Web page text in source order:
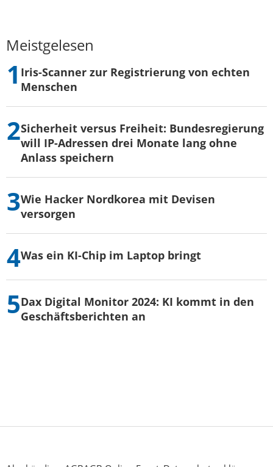
Meistgelesen
Iris-Scanner zur Registrierung von echten
Menschen
Sicherheit versus Freiheit: Bundesregierung
will IP-Adressen drei Monate lang ohne
Anlass speichern
Wie Hacker Nordkorea mit Devisen
versorgen
Was ein KI-Chip im Laptop bringt
Dax Digital Monitor 2024: KI kommt in den
Geschäftsberichten an